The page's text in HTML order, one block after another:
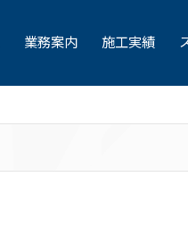
業務案内 施工実績